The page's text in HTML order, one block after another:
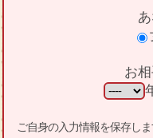
お
ご自身の入力情報を保存し